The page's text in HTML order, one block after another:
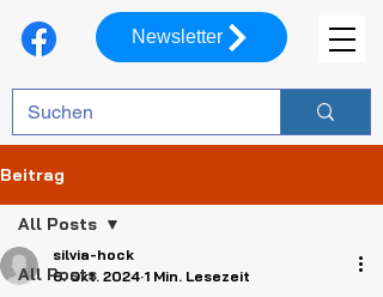
Newsletter
Beitrag
All Posts
All Posts
silvia-hock
6. Okt. 2024 1 Min. Lesezeit